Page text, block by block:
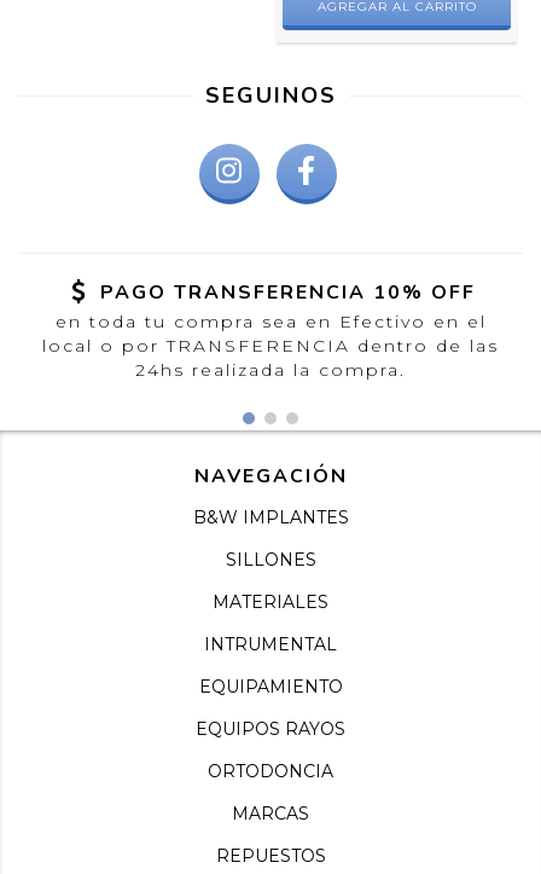
SEGUINOS
PAGO TRANSFERENCIA 10% OFF
en toda tu compra sea en Efectivo en el
local o por TRANSFERENCIA dentro de las
24hs realizada la compra.
NAVEGACIÓN
B&W IMPLANTES
SILLONES
MATERIALES
INTRUMENTAL
EQUIPAMIENTO
EQUIPOS RAYOS
ORTODONCIA
MARCAS
REPUESTOS